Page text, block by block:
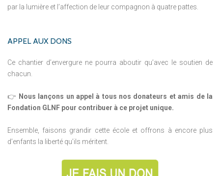
par la lumière et l’affection de leur compagnon à quatre pattes.
APPEL AUX DONS
Ce chantier d’envergure ne pourra aboutir qu’avec le soutien de
chacun.
👉 Nous lançons un appel à tous nos donateurs et amis de la
Fondation GLNF pour contribuer à ce projet unique.
Ensemble, faisons grandir cette école et offrons à encore plus
d’enfants la liberté qu’ils méritent.